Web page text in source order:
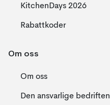
KitchenDays 2026
Rabattkoder
Om oss
Om oss
Den ansvarlige bedriften